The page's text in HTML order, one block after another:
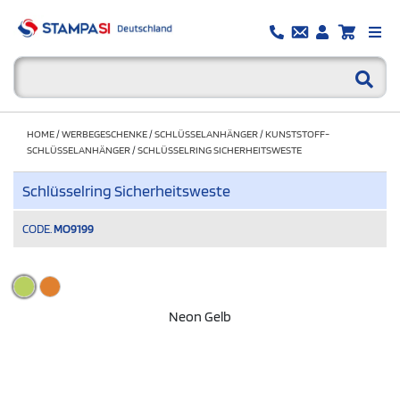
HOME/WERBEGESCHENKE/SCHLÜSSELANHÄNGER/KUNSTSTOFF-
SCHLÜSSELANHÄNGER/SCHLÜSSELRING SICHERHEITSWESTE
Schlüsselring Sicherheitsweste
CODE. MO9199
Neon Gelb